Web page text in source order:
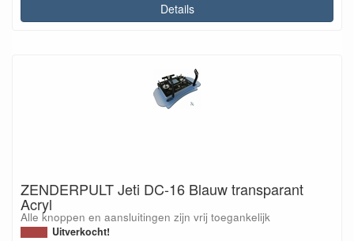
Details
ZENDERPULT Jeti DC-16 Blauw transparant
Acryl
Alle knoppen en aansluitingen zijn vrij toegankelijk
Uitverkocht!